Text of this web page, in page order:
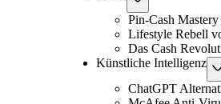
Pin-Cash
Lifestyle Rebell
Das Cash
Künstliche Intelligenz
ChatGPT